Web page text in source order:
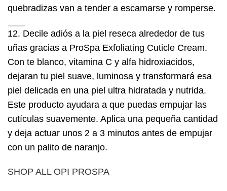
quebradizas van a tender a escamarse y romperse.
12. Decile adiós a la piel reseca alrededor de tus
uñas gracias a ProSpa Exfoliating Cuticle Cream.
Con te blanco, vitamina C y alfa hidroxiacidos,
dejaran tu piel suave, luminosa y transformará esa
piel delicada en una piel ultra hidratada y nutrida.
Este producto ayudara a que puedas empujar las
cutículas suavemente. Aplica una pequeña cantidad
y deja actuar unos 2 a 3 minutos antes de empujar
con un palito de naranjo.
SHOP ALL OPI PROSPA